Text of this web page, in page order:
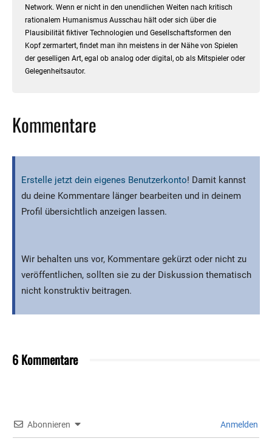
Network. Wenn er nicht in den unendlichen Weiten nach kritisch
rationalem Humanismus Ausschau hält oder sich über die
Plausibilität fiktiver Technologien und Gesellschaftsformen den
Kopf zermartert, findet man ihn meistens in der Nähe von Spielen
der geselligen Art, egal ob analog oder digital, ob als Mitspieler oder
Gelegenheitsautor.
Kommentare
Erstelle jetzt dein eigenes Benutzerkonto! Damit kannst
du deine Kommentare länger bearbeiten und in deinem
Profil übersichtlich anzeigen lassen.
Wir behalten uns vor, Kommentare gekürzt oder nicht zu
veröffentlichen, sollten sie zu der Diskussion thematisch
nicht konstruktiv beitragen.
6 Kommentare
Abonnieren Anmelden